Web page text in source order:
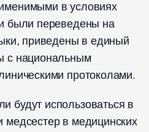
в условиях
были переведены на
приведены в единый
с национальным
протоколами.
будут использоваться в
медсестер в медицинских